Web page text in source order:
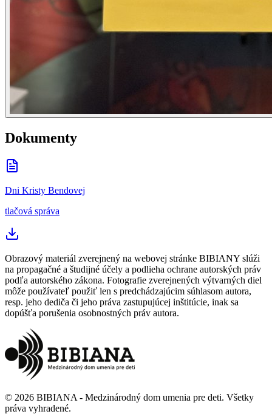
Dokumenty
Dni Kristy Bendovej
tlačová správa
Obrazový materiál zverejnený na webovej stránke BIBIANY slúži
na propagačné a študijné účely a podlieha ochrane autorských práv
podľa autorského zákona. Fotografie zverejnených výtvarných diel
môže používateľ použiť len s predchádzajúcim súhlasom autora,
resp. jeho dediča či jeho práva zastupujúcej inštitúcie, inak sa
dopúšťa porušenia osobnostných práv autora.
© 2026 BIBIANA - Medzinárodný dom umenia pre deti. Všetky
práva vyhradené.